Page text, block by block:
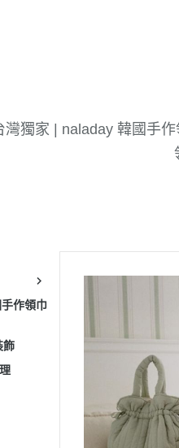
灣獨家 | naladay 韓國手
作領巾
飾